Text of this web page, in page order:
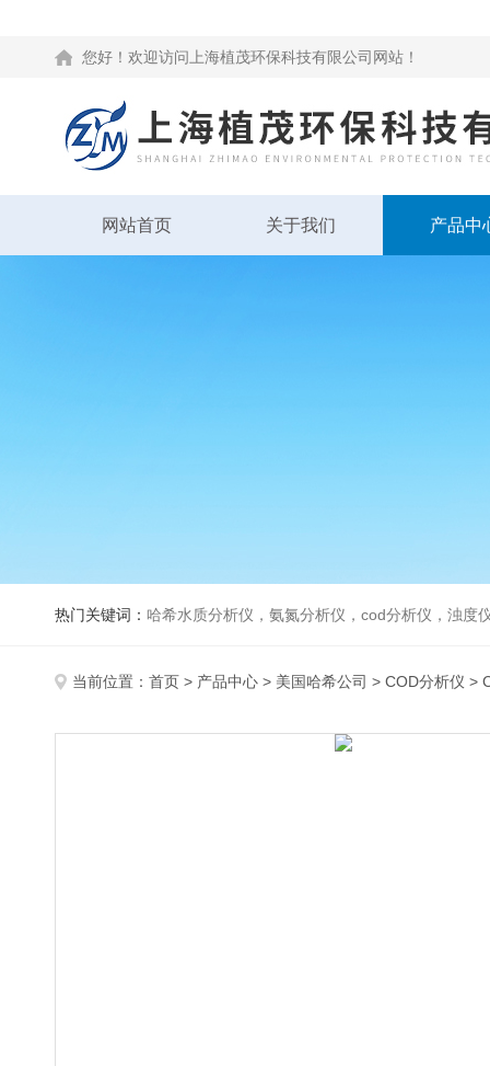
您好！欢迎访问上海植茂环保科技有限公司网站！
网站首页 关于我们 产品中
热门关键词： 哈希水质分析仪，氨氮分析仪，cod分析仪，浊度
当前位置： 首页 > 产品中心 > 美国哈希公司 > COD分析仪 >